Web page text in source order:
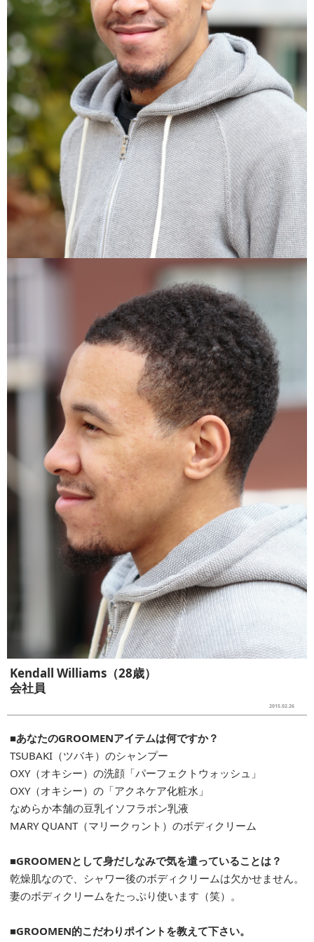
Kendall Williams（28歳）
会社員
2015.02.26
■あなたのGROOMENアイテムは何ですか？
TSUBAKI（ツバキ）のシャンプー
OXY（オキシー）の洗顔「パーフェクトウォッシュ」
OXY（オキシー）の「アクネケア化粧水」
なめらか本舗の豆乳イソフラボン乳液
MARY QUANT（マリークヮント）のボディクリーム
■GROOMENとして身だしなみで気を遣っていることは？
乾燥肌なので、シャワー後のボディクリームは欠かせません。
妻のボディクリームをたっぷり使います（笑）。
■GROOMEN的こだわりポイントを教えて下さい。